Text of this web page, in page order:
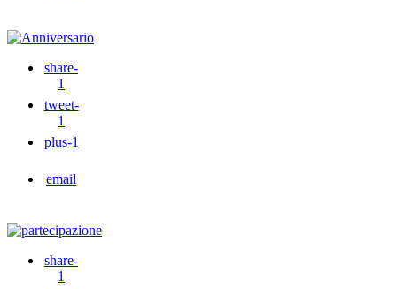
share-
1
tweet-
1
plus-1
email
share-
1